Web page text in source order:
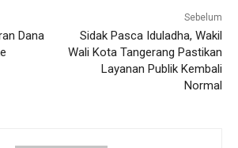
Dana
Sebelum
Sidak Pasca Iduladha, Wakil
Wali Kota Tangerang Pastikan
Layanan Publik Kembali
Normal